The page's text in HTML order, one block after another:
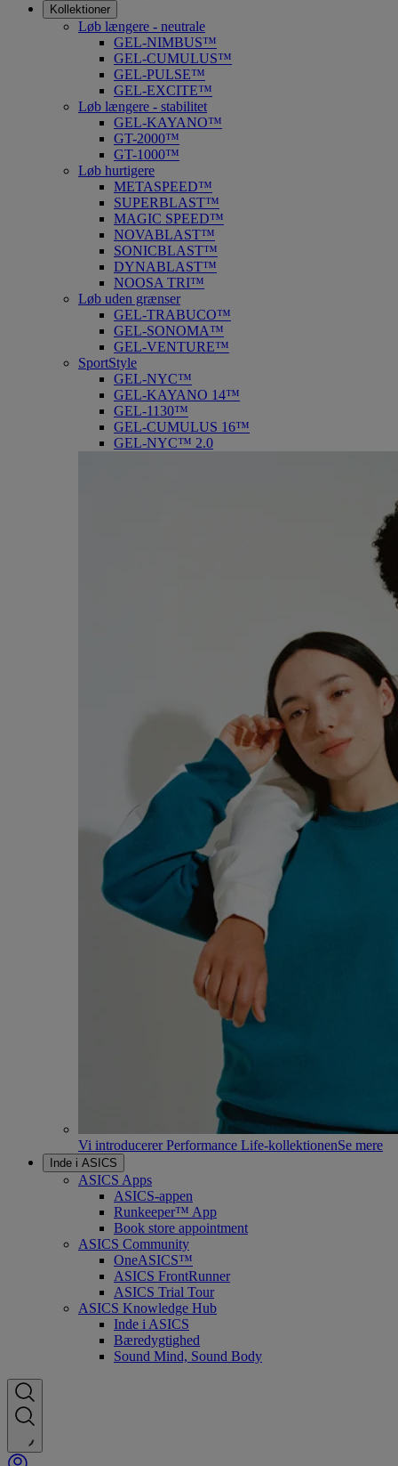
Kollektioner
Løb længere - neutrale
GEL-NIMBUS™
GEL-CUMULUS™
GEL-PULSE™
GEL-EXCITE™
Løb længere - stabilitet
GEL-KAYANO™
GT-2000™
GT-1000™
Løb hurtigere
METASPEED™
SUPERBLAST™
MAGIC SPEED™
NOVABLAST™
SONICBLAST™
DYNABLAST™
NOOSA TRI™
Løb uden grænser
GEL-TRABUCO™
GEL-SONOMA™
GEL-VENTURE™
SportStyle
GEL-NYC™
GEL-KAYANO 14™
GEL-1130™
GEL-CUMULUS 16™
GEL-NYC™ 2.0
Vi introducerer Performance Life-kollektionenSe mere
Inde i ASICS
ASICS Apps
ASICS-appen
Runkeeper™ App
Book store appointment
ASICS Community
OneASICS™
ASICS FrontRunner
ASICS Trial Tour
ASICS Knowledge Hub
Inde i ASICS
Bæredygtighed
Sound Mind, Sound Body